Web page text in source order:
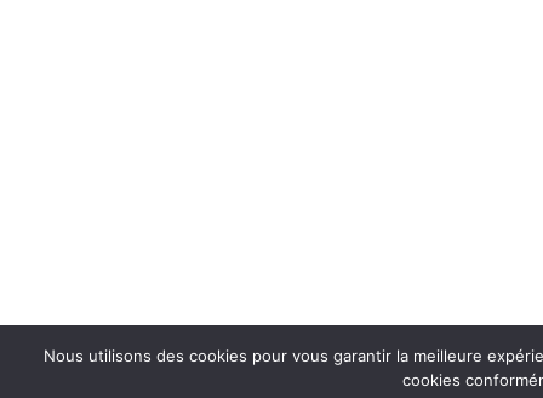
Nous utilisons des cookies pour vous garantir la meilleure
cookies